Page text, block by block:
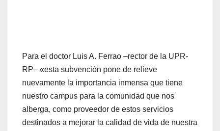
Para el doctor Luis A. Ferrao –rector de la UPR-
RP– «esta subvención pone de relieve
nuevamente la importancia inmensa que tiene
nuestro campus para la comunidad que nos
alberga, como proveedor de estos servicios
destinados a mejorar la calidad de vida de nuestra